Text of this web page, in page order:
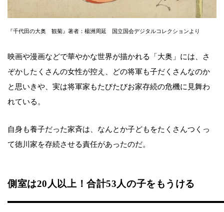
『千代田の大奥 観菊』著者：楊洲周延 国立国会デジタルコレクションより
映画や漫画などで華やかな世界が描かれる「大奥」には、さ
ぞかしたくさんの女性が控え、どの将軍も子だくさんなのか
と思いきや、実は将軍家もたびたびお家存続の危機に見舞わ
れている。
自身も養子だった家斉は、なんとか子どもをたくさんつくっ
て徳川家を存続させる責任があったのだ。
側室は20人以上！合計53人の子をもうける